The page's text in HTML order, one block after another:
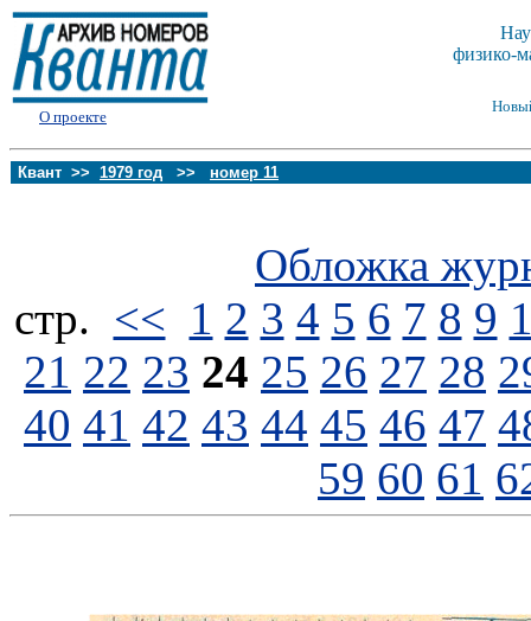
О проекте
физико-
Квант >> 1979 год >> номер 11
Обложка
стp. << 1 2 3 4 5 6 7 8 9
21 22 23 24 25 26 27 28
40 41 42 43 44 45 46 47
59 60 61